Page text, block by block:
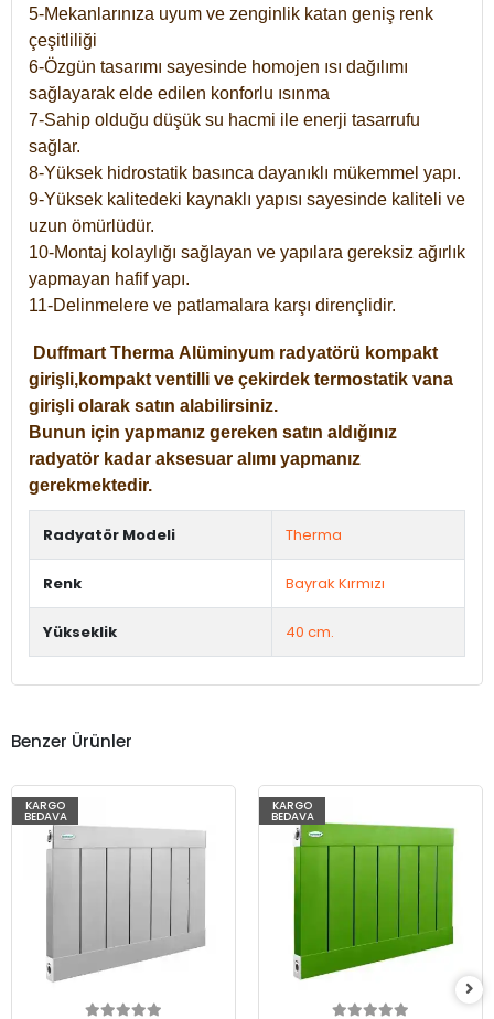
5-Mekanlarınıza uyum ve zenginlik katan geniş renk
çeşitliliği
6-Özgün tasarımı sayesinde homojen ısı dağılımı
sağlayarak elde edilen konforlu ısınma
7-Sahip olduğu düşük su hacmi ile enerji tasarrufu
sağlar.
8-Yüksek hidrostatik basınca dayanıklı mükemmel yapı.
9-Yüksek kalitedeki kaynaklı yapısı sayesinde kaliteli ve
uzun ömürlüdür.
10-Montaj kolaylığı sağlayan ve yapılara gereksiz ağırlık
yapmayan hafif yapı.
11-Delinmelere ve patlamalara karşı dirençlidir.
Duffmart Therma Alüminyum radyatörü kompakt
girişli,kompakt ventilli ve çekirdek termostatik vana
girişli olarak satın alabilirsiniz.
Bunun için yapmanız gereken satın aldığınız
radyatör kadar aksesuar alımı yapmanız
gerekmektedir.
Radyatör Modeli Therma
Renk Bayrak Kırmızı
Yükseklik 40 cm.
Benzer Ürünler
KARGO
BEDAVA
KARGO
BEDAVA